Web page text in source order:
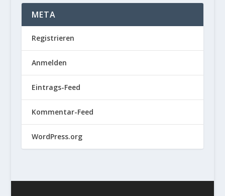
META
Registrieren
Anmelden
Eintrags-Feed
Kommentar-Feed
WordPress.org